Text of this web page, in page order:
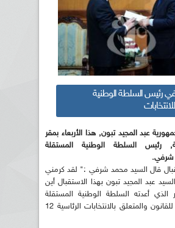
رئيس السلطة الوطنية
عبد المجيد تبون, هذا الأربعاء بمقر
رئيس السلطة الوطنية المستقلة
شرفي.
قال السيد محمد شرفي :" لقد كرمني
عبد المجيد تبون بهذا الاستقبال أين
الذي أعدته السلطة الوطنية المستقلة
للانتخابات طبقا للقانون والمتعلق بالانتخابات الرئاسية 12